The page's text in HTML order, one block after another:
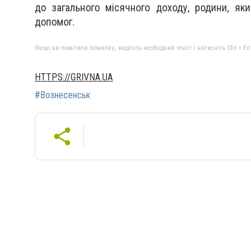
до загального місячного доходу, родини,
допомог.
Якщо ви помітили помилку, виділіть необхідний текст і натисніть Ctrl +
HTTPS://GRIVNA.UA
#Вознесенськ